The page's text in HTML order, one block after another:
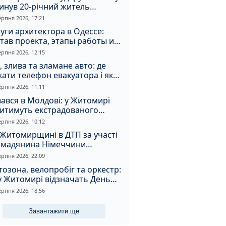
20-річний житель
2026, 17:21
архитектора в Одессе:
проекта, этапы работы и
2026, 12:15
злива та зламане авто: де
телефон евакуатора і як
на аферистів
2026, 11:11
в Молдові: у Житомирі
екстрадованого
за сурогатний спирт і
грошей
2026, 10:12
в ДТП за участі
Німеччини
двоє людей
2026, 22:09
велопробіг та оркестр:
Житомирі відзначать День
та День Незалежності
2026, 18:56
Завантажити ще